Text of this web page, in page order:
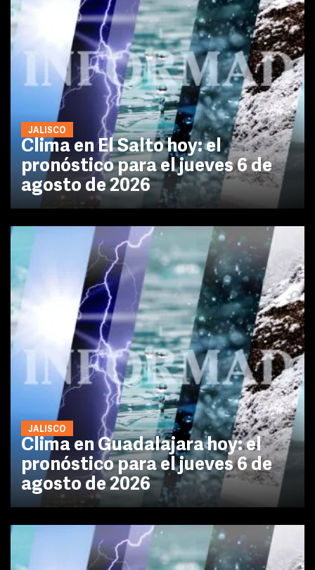
JALISCO
Clima en El Salto hoy: el
pronóstico para el jueves 6 de
agosto de 2026
JALISCO
Clima en Guadalajara hoy: el
pronóstico para el jueves 6 de
agosto de 2026